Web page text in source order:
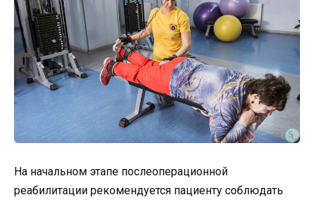
На начальном этапе послеоперационной
реабилитации рекомендуется пациенту соблюдать